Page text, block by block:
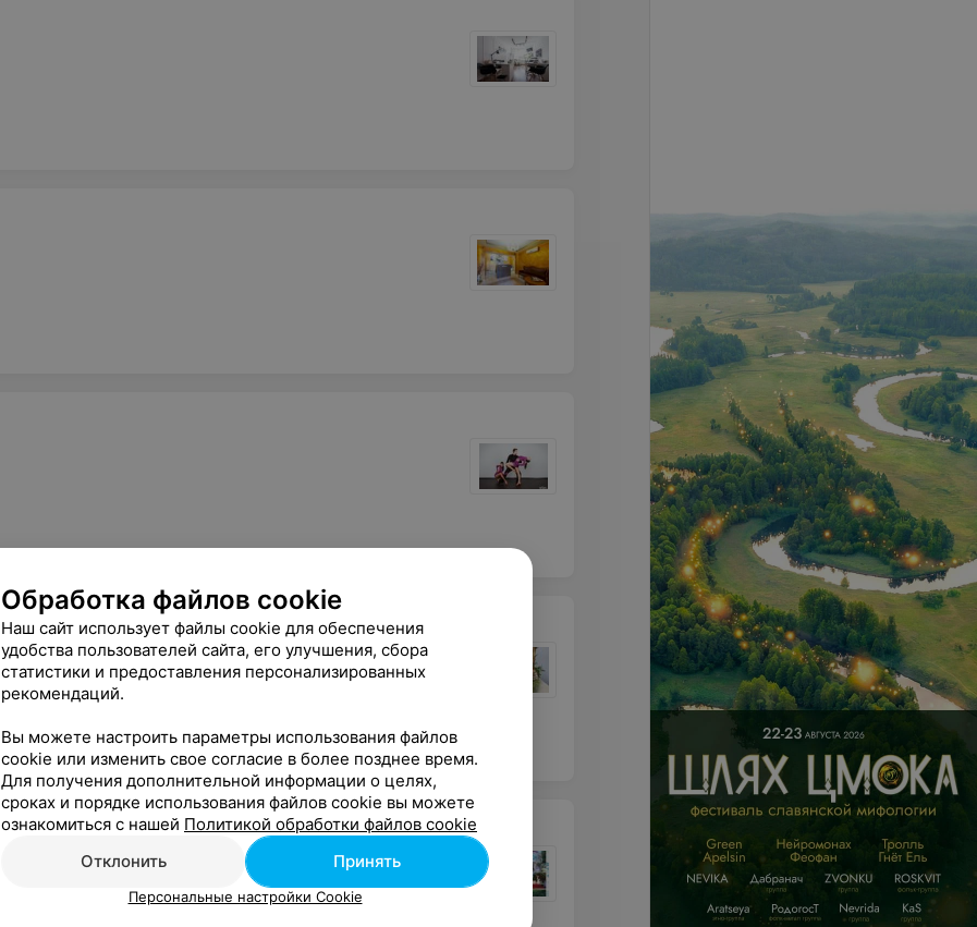
Обработка файлов cookie
Наш сайт использует файлы cookie для обеспечения
удобства пользователей сайта, его улучшения, сбора
статистики и предоставления персонализированных
рекомендаций.
Вы можете настроить параметры использования файлов
cookie или изменить свое согласие в более позднее время.
Для получения дополнительной информации о целях,
сроках и порядке использования файлов cookie вы можете
ознакомиться с нашей Политикой обработки файлов cookie
Отклонить
Принять
Персональные настройки Cookie